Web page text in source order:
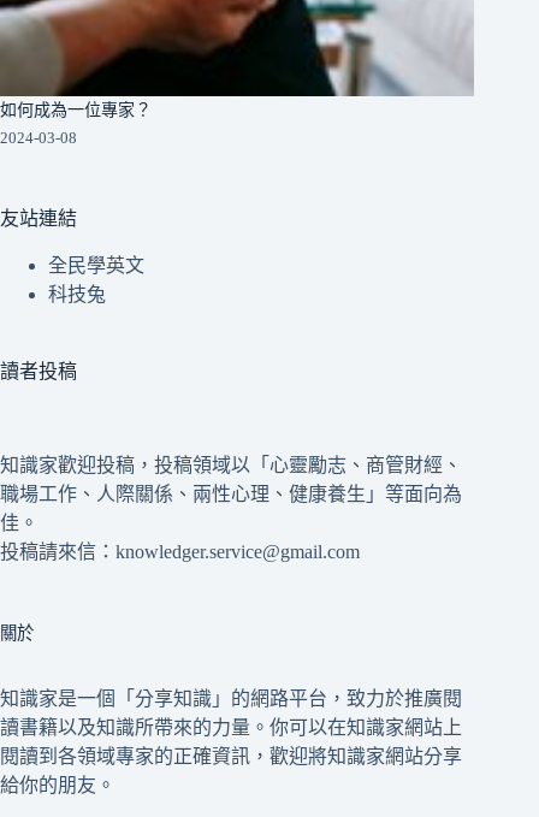
如何成為一位專家？
2024-03-08
友站連結
全民學英文
科技兔
讀者投稿
知識家歡迎投稿，投稿領域以「心靈勵志、商管財經、
職場工作、人際關係、兩性心理、健康養生」等面向為
佳。
投稿請來信：knowledger.service@gmail.com
關於
知識家是一個「分享知識」的網路平台，致力於推廣閱
讀書籍以及知識所帶來的力量。你可以在知識家網站上
閱讀到各領域專家的正確資訊，歡迎將知識家網站分享
給你的朋友。